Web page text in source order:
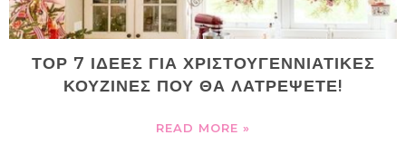
ΤΟΡ 7 ΙΔΕΕΣ ΓΙΑ ΧΡΙΣΤΟΥΓΕΝΝΙΑΤΙΚΕΣ
ΚΟΥΖΙΝΕΣ ΠΟΥ ΘΑ ΛΑΤΡΕΨΕΤΕ!
READ MORE »